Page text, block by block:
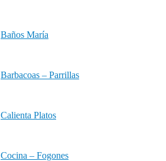
Baños María
Barbacoas – Parrillas
Calienta Platos
Cocina – Fogones